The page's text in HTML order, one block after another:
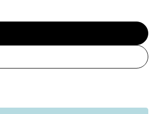
Shopper con soffietto alla base in
Shopper con soffietto alla